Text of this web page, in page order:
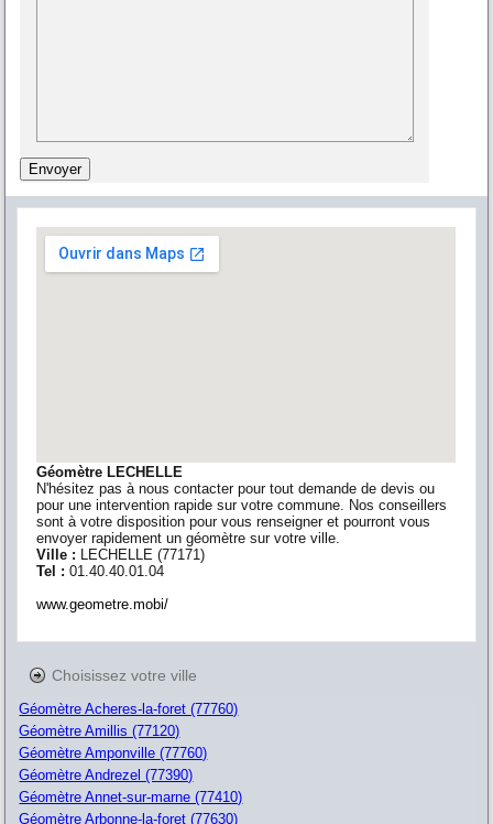
Géomètre LECHELLE
N'hésitez pas à nous contacter pour tout demande de devis ou
pour une intervention rapide sur votre commune. Nos conseillers
sont à votre disposition pour vous renseigner et pourront vous
envoyer rapidement un géomètre sur votre ville.
Ville :
LECHELLE (77171)
Tel :01.40.40.01.04
www.geometre.mobi/
Choisissez votre ville
Géomètre Acheres-la-foret (77760)
Géomètre Amillis (77120)
Géomètre Amponville (77760)
Géomètre Andrezel (77390)
Géomètre Annet-sur-marne (77410)
Géomètre Arbonne-la-foret (77630)